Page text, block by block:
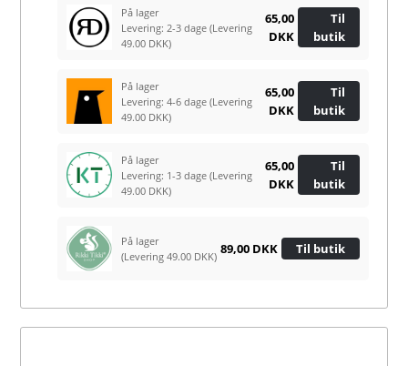
På lager
Levering: 2-3 dage(Levering
49.00 DKK)
65,00
DKK
Til
butik
På lager
Levering: 4-6 dage(Levering
49.00 DKK)
65,00
DKK
Til
butik
På lager
Levering: 1-3 dage(Levering
49.00 DKK)
65,00
DKK
Til
butik
På lager
(Levering 49.00 DKK) 89,00 DKK Til butik